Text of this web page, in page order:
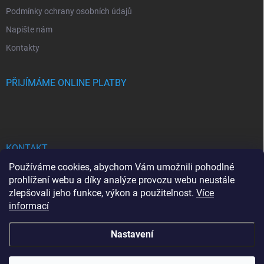
Používáme cookies, abychom Vám umožnili pohodlné
prohlížení webu a díky analýze provozu webu neustále
zlepšovali jeho funkce, výkon a použitelnost. Více
informací
Nastavení
Podmínky ochrany osobních údajů
Napište nám
Kontakty
PŘIJÍMÁME ONLINE PLATBY
KONTAKT
bhgdesign seznam.cz
+420737713778